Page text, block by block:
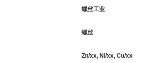
螺丝工业
螺丝
Zn/xx, Ni/xx, Cu/xx